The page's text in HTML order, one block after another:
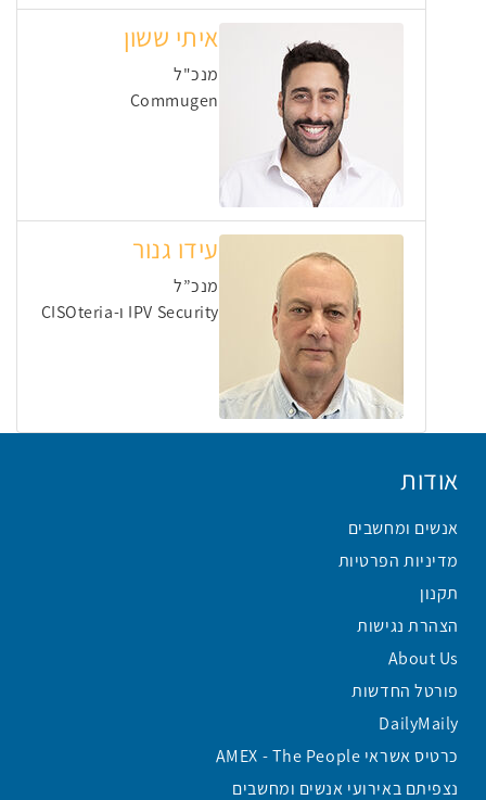
איתי ששון
מנכ"ל
Commugen
עידו גנור
מנכ”ל
IPV Security ו-CISOteria
אודות
אנשים ומחשבים
מדיניות הפרטיות
תקנון
הצהרת נגישות
About Us
פורטל החדשות
DailyMaily
כרטיס אשראי AMEX - The People
נצפיתם באירועי אנשים ומחשבים